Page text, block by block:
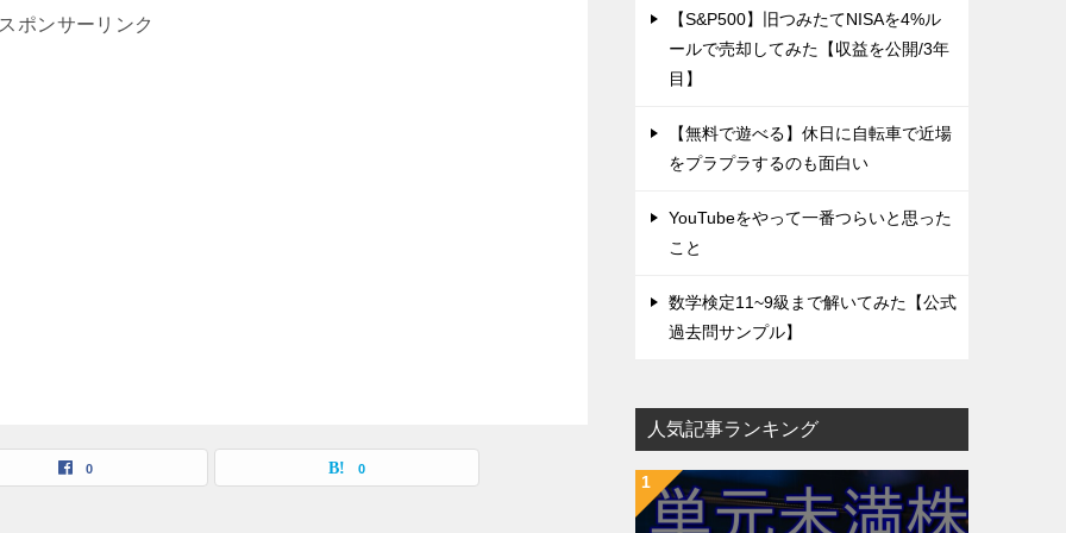
スポンサーリンク
0 0
【S&P500】旧つみたてNISAを4%ル
ールで売却してみた【収益を公開/3年
目】
【無料で遊べる】休日に自転車で近場
をプラプラするのも面白い
YouTubeをやって一番つらいと思った
こと
数学検定11~9級まで解いてみた【公式
過去問サンプル】
人気記事ランキング